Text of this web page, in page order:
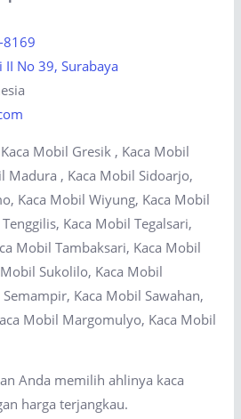
II No 39, Surabaya
Mobil Gresik , Kaca Mobil
Madura , Kaca Mobil Sidoarjo,
Kaca Mobil Wiyung, Kaca Mobil
Kaca Mobil Tegalsari,
Mobil Tambaksari, Kaca Mobil
Sukolilo, Kaca Mobil
Kaca Mobil Sawahan,
Mobil Margomulyo, Kaca Mobil
Anda memilih ahlinya kaca
harga terjangkau.